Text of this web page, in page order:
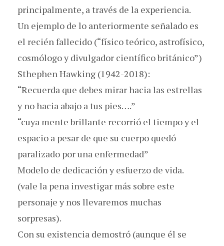
principalmente, a través de la experiencia.
Un ejemplo de lo anteriormente señalado es
el recién fallecido (“físico teórico, astrofísico,
cosmólogo y divulgador científico británico”)
Sthephen Hawking (1942-2018):
“Recuerda que debes mirar hacia las estrellas
y no hacia abajo a tus pies….”
“cuya mente brillante recorrió el tiempo y el
espacio a pesar de que su cuerpo quedó
paralizado por una enfermedad”
Modelo de dedicación y esfuerzo de vida.
(vale la pena investigar más sobre este
personaje y nos llevaremos muchas
sorpresas).
Con su existencia demostró (aunque él se